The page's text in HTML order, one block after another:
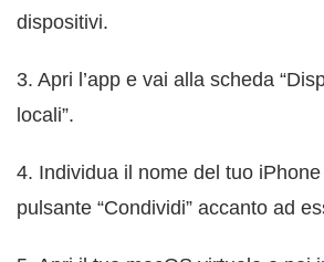
dispositivi.
3. Apri l’app e vai alla scheda
locali”.
4. Individua il nome del tuo iPhone
pulsante “Condividi” accanto ad